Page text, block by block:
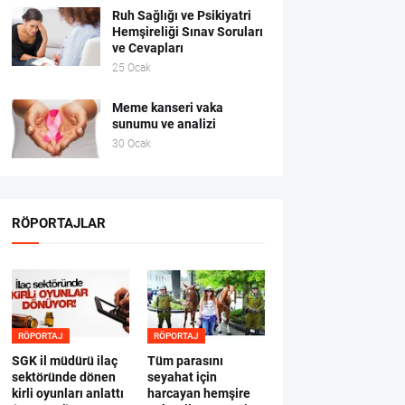
Ruh Sağlığı ve Psikiyatri
Hemşireliği Sınav Soruları
ve Cevapları
25 Ocak
Meme kanseri vaka
sunumu ve analizi
30 Ocak
RÖPORTAJLAR
RÖPORTAJ
SGK il müdürü ilaç
sektöründe dönen
kirli oyunları anlattı
RÖPORTAJ
Tüm parasını
seyahat için
harcayan hemşire